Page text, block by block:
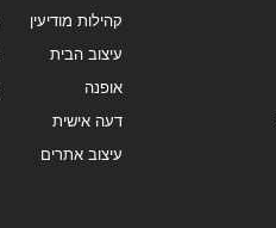
קהילות מודיעין
עיצוב הבית
אופנה
דעה אישית
עיצוב אתרים